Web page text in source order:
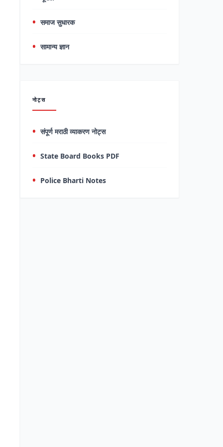
समाज सुधारक
सामान्य ज्ञान
नोट्स
संपूर्ण मराठी व्याकरण नोट्स
State Board Books PDF
Police Bharti Notes